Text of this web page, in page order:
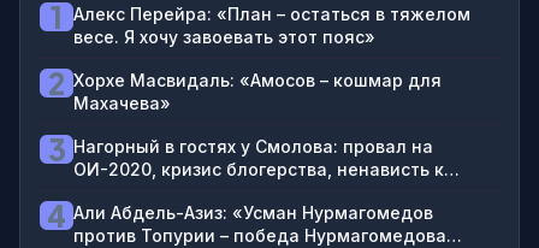
1
Алекс Перейра: «План – остаться в тяжелом
весе. Я хочу завоевать этот пояс»
2 Хорхе Масвидаль: «Амосов – кошмар для
Махачева»
3 Нагорный в гостях у Смолова: провал на
ОИ-2020, кризис блогерства, ненависть к
4 Али Абдель-Азиз: «Усман Нурмагомедов
против Топурии – победа Нурмагомедова